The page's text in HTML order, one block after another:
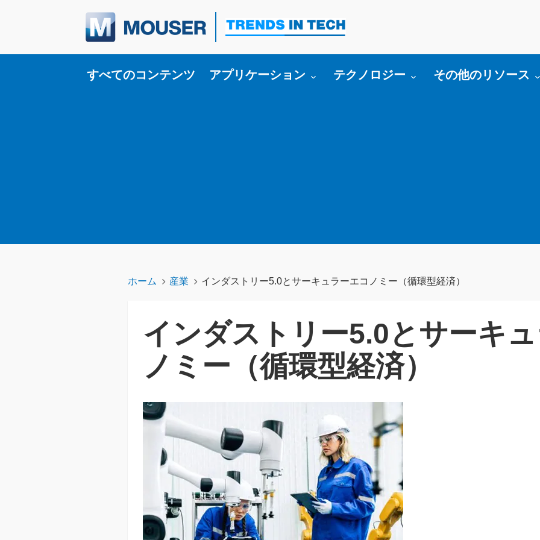
すべてのコンテンツ Toggle submenu for:
アプリケーション Toggle submenu for:
テクノロジー Toggle submenu
その他のリソース
ホーム 産業 インダストリー5.0とサーキュラーエコノミー（循環型経済）
インダストリー5.0とサーキ
ノミー（循環型経済）